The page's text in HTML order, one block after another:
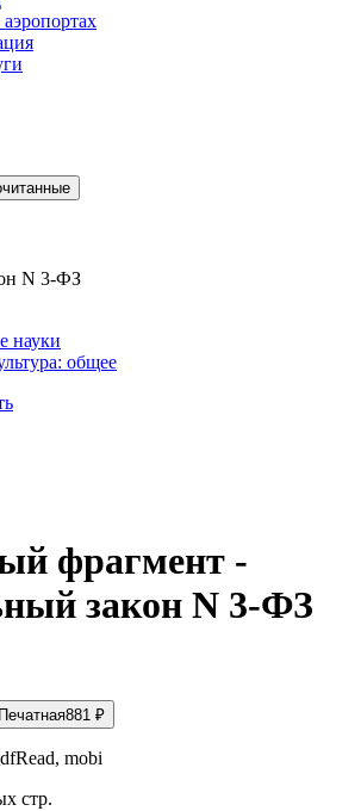
науки
общее
фрагмент -
закон N 3-ФЗ
Печатная881 ₽
mobi
стр.